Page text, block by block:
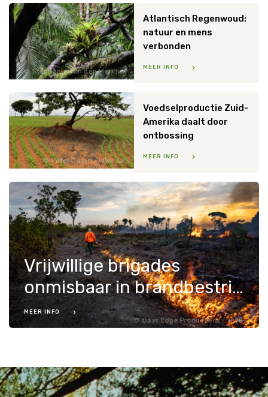
Stéphanie van den Merkhof
Atlantisch Regenwoud:
natuur en mens
verbonden
MEER INFO
Peter Caton / WWF-UK
Voedselproductie Zuid-
Amerika daalt door
ontbossing
MEER INFO
Days Edge Productions / WWF-US
Vrijwillige brigades
onmisbaar in brandbestrijding
MEER INFO